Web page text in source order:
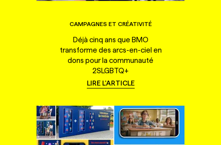
CAMPAGNES ET CRÉATIVITÉ
Déjà cinq ans que BMO
transforme des arcs-en-ciel en
dons pour la communauté
2SLGBTQ+
LIRE L'ARTICLE